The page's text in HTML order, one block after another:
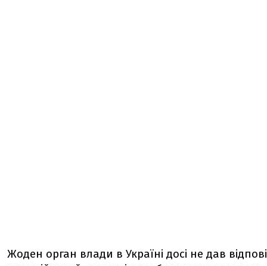
Жоден орган влади в Україні досі не дав